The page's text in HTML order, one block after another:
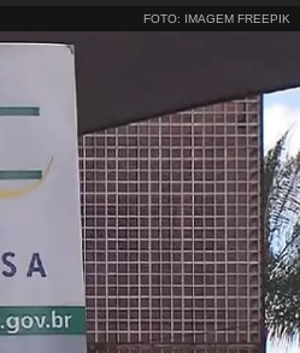
FOTO: IMAGEM FREEPIK